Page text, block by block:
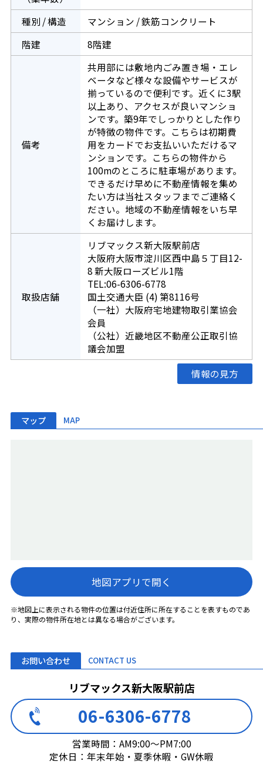
種別 / 構造
マンション / 鉄筋コンクリート
階建
8階建
備考
共用部には敷地内ごみ置き場・エレ
ベータなど様々な設備やサービスが
揃っているので便利です。近くに3駅
以上あり、アクセスが良いマンショ
ンです。築9年でしっかりとした作り
が特徴の物件です。こちらは初期費
用をカードでお支払いいただけるマ
ンションです。こちらの物件から
100mのところに駐車場があります。
できるだけ早めに不動産情報を集め
たい方は当社スタッフまでご連絡く
ださい。地域の不動産情報をいち早
くお届けします。
取扱店舗
リブマックス新大阪駅前店
大阪府大阪市淀川区西中島５丁目12-
8 新大阪ローズビル1階
TEL:06-6306-6778
国土交通大臣 (4) 第8116号
（一社）大阪府宅地建物取引業協会
会員
（公社）近畿地区不動産公正取引協
議会加盟
情報の見方
マップ MAP
地図アプリで開く
※地図上に表示される物件の位置は付近住所に所在することを表すものであ
り、実際の物件所在地とは異なる場合がございます。
お問い合わせ CONTACT US
リブマックス新大阪駅前店
06-6306-6778
営業時間：AM9:00～PM7:00
定休日：年末年始・夏季休暇・GW休暇